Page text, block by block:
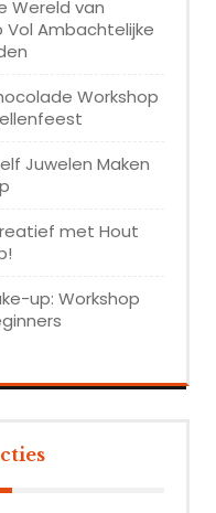
Wereld van
Vol Ambachtelijke
Workshop
Juwelen Maken
met Hout
up: Workshop